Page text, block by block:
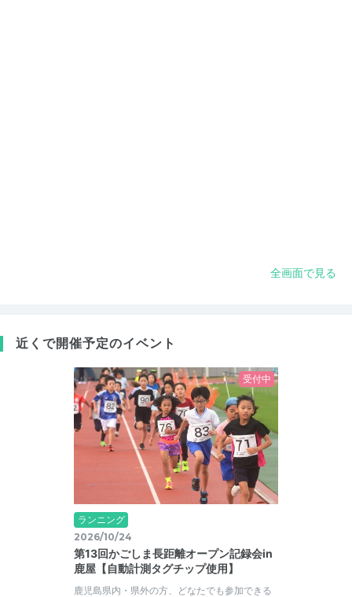
全画面で見る
近くで開催予定のイベント
受付中
ランニング
2026/10/24
第13回かごしま長距離オープン記録会in
鹿屋【自動計測タグチップ使用】
鹿児島県内・県外の方、どなたでも参加できる